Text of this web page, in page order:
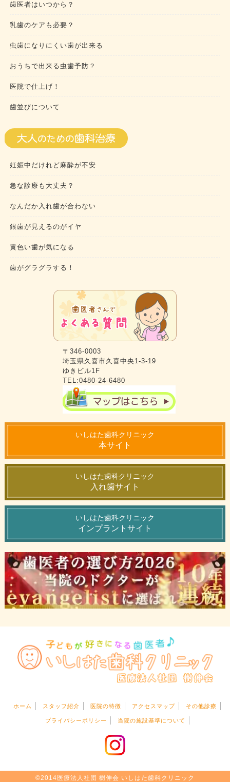
歯医者はいつから？
乳歯のケアも必要？
虫歯になりにくい歯が出来る
おうちで出来る虫歯予防？
医院で仕上げ！
歯並びについて
妊娠中だけれど麻酔が不安
急な診療も大丈夫？
なんだか入れ歯が合わない
銀歯が見えるのがイヤ
黄色い歯が気になる
歯がグラグラする！
〒346-0003
埼玉県久喜市久喜中央1-3-19
ゆきビル1F
TEL:0480-24-6480
いしはた歯科クリニック
本サイト
いしはた歯科クリニック
入れ歯サイト
いしはた歯科クリニック
インプラントサイト
ホーム スタッフ紹介 医院の特徴 アクセスマップ その他診療
プライバシーポリシー 当院の施設基準について
©2014医療法人社団 樹伸会 いしはた歯科クリニック